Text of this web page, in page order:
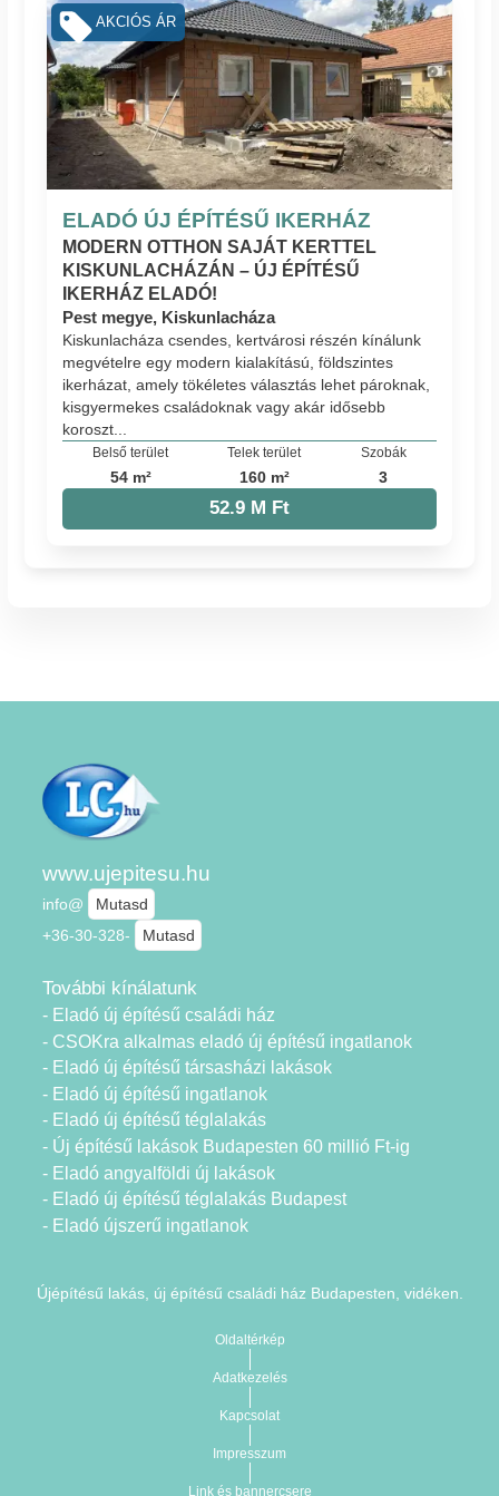
ELADÓ ÚJ ÉPÍTÉSŰ IKERHÁZ
MODERN OTTHON SAJÁT KERTTEL
KISKUNLACHÁZÁN – ÚJ ÉPÍTÉSŰ
IKERHÁZ ELADÓ!
Pest megye, Kiskunlacháza
Kiskunlacháza csendes, kertvárosi részén kínálunk
megvételre egy modern kialakítású, földszintes
ikerházat, amely tökéletes választás lehet pároknak,
kisgyermekes családoknak vagy akár idősebb
koroszt...
Belső terület
54 m²
Telek terület
160 m²
Szobák
3
52.9 M Ft
AKCIÓS ÁR
www.ujepitesu.hu
info@
Mutasd
+36-30-328-
Mutasd
További kínálatunk
- Eladó új építésű családi ház
- CSOKra alkalmas eladó új építésű ingatlanok
- Eladó új építésű társasházi lakások
- Eladó új építésű ingatlanok
- Eladó új építésű téglalakás
- Új építésű lakások Budapesten 60 millió Ft-ig
- Eladó angyalföldi új lakások
- Eladó új építésű téglalakás Budapest
- Eladó újszerű ingatlanok
Újépítésű lakás, új építésű családi ház Budapesten, vidéken.
Oldaltérkép
Adatkezelés
Kapcsolat
Impresszum
Link és bannercsere